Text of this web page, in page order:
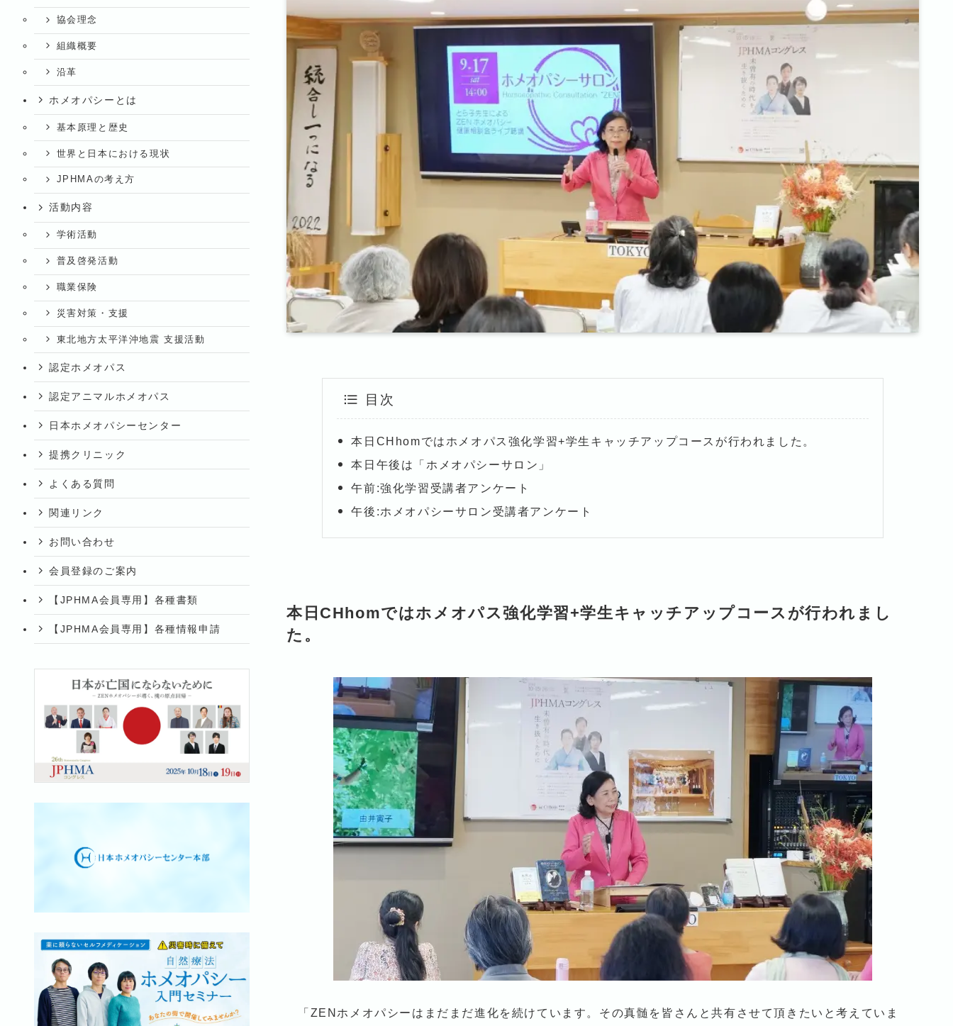
目次
本日CHhomではホメオパス強化学習+学生キャッチアップコースが行われました。
本日午後は「ホメオパシーサロン」
午前:強化学習受講者アンケート
午後:ホメオパシーサロン受講者アンケート
本日CHhomではホメオパス強化学習+学生キャッチアップコースが行われまし
た。
「ZENホメオパシーはまだまだ進化を続けています。その真髄を皆さんと共有させて頂きたいと考えていま
協会理念
組織概要
沿革
ホメオパシーとは
基本原理と歴史
世界と日本における現状
JPHMAの考え方
活動内容
学術活動
普及啓発活動
職業保険
災害対策・支援
東北地方太平洋沖地震 支援活動
認定ホメオパス
認定アニマルホメオパス
日本ホメオパシーセンター
提携クリニック
よくある質問
関連リンク
お問い合わせ
会員登録のご案内
【JPHMA会員専用】各種書類
【JPHMA会員専用】各種情報申請